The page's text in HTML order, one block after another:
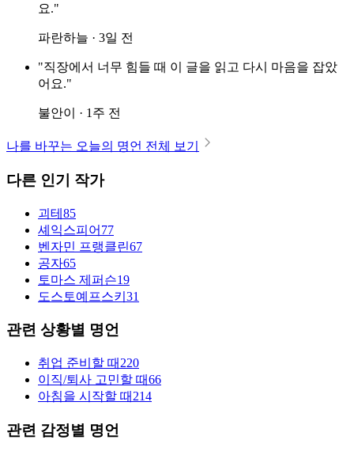
요."
파란하늘 · 3일 전
"직장에서 너무 힘들 때 이 글을 읽고 다시 마음을 잡았
어요."
불안이 · 1주 전
나를 바꾸는 오늘의 명언 전체 보기
다른 인기 작가
괴테 85
셰익스피어 77
벤자민 프랭클린67
공자65
토마스 제퍼슨19
도스토예프스키 31
관련 상황별 명언
취업 준비할 때 220
이직/퇴사 고민할 때66
아침을 시작할 때 214
관련 감정별 명언